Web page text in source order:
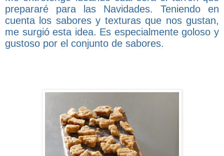
prepararé para las Navidades. Teniendo en
cuenta los sabores y texturas que nos gustan,
me surgió esta idea. Es especialmente goloso y
gustoso por el conjunto de sabores.